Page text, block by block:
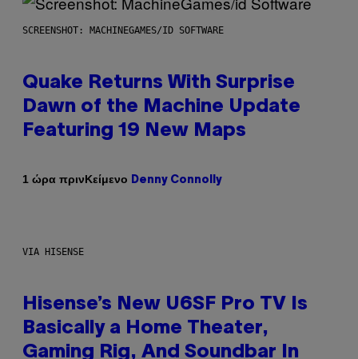
SCREENSHOT: MACHINEGAMES/ID SOFTWARE
Quake Returns With Surprise
Dawn of the Machine Update
Featuring 19 New Maps
1 ώρα πρινΚείμενο Denny Connolly
VIA HISENSE
Hisense’s New U6SF Pro TV Is
Basically a Home Theater,
Gaming Rig, And Soundbar In